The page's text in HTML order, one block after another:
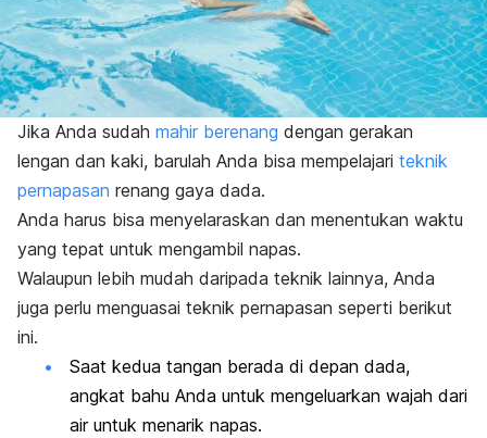
Jika Anda sudah mahir berenang dengan gerakan
lengan dan kaki, barulah Anda bisa mempelajari teknik
pernapasan renang gaya dada.
Anda harus bisa menyelaraskan dan menentukan waktu
yang tepat untuk mengambil napas.
Walaupun lebih mudah daripada teknik lainnya, Anda
juga perlu menguasai teknik pernapasan seperti berikut
ini.
Saat kedua tangan berada di depan dada,
angkat bahu Anda untuk mengeluarkan wajah dari
air untuk menarik napas.